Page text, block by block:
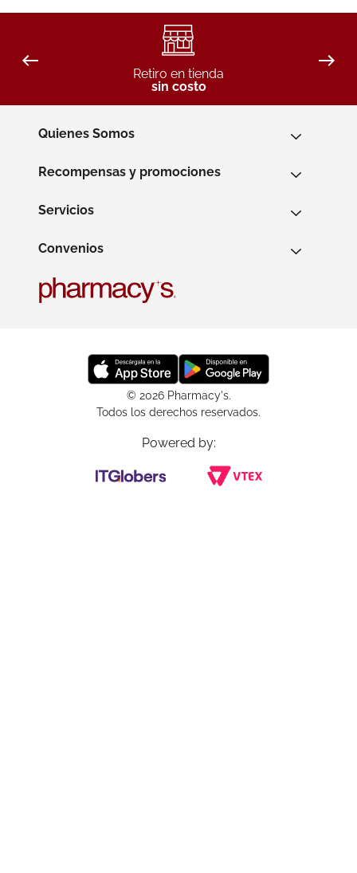
Retiro en tienda
sin costo
Quienes Somos
Recompensas y promociones
Servicios
Convenios
© 2026 Pharmacy's.
Todos los derechos reservados.
Powered by: